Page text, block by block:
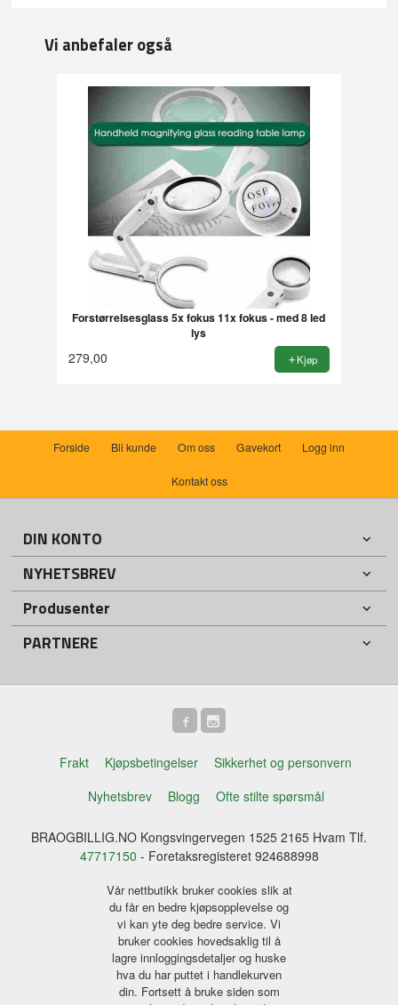
Vi anbefaler også
Forstørrelsesglass 5x fokus 11x fokus - med 8 led
lys
279,00 Kjøp
Forside Bli kunde Om oss Gavekort Logg inn
Kontakt oss
DIN KONTO
NYHETSBREV
Produsenter
PARTNERE
Frakt Kjøpsbetingelser
Sikkerhet og personvern
Nyhetsbrev
Blogg Ofte stilte spørsmål
BRAOGBILLIG.NO Kongsvingervegen 1525 2165 Hvam Tlf.
47717150 - Foretaksregisteret 924688998
Vår nettbutikk bruker cookies slik at
du får en bedre kjøpsopplevelse og
vi kan yte deg bedre service. Vi
bruker cookies hovedsaklig til å
lagre innloggingsdetaljer og huske
hva du har puttet i handlekurven
din. Fortsett å bruke siden som